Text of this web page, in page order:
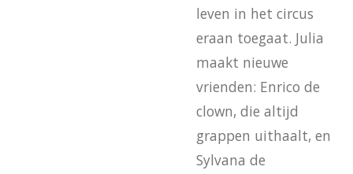
leven in het circus
eraan toegaat. Julia
maakt nieuwe
vrienden: Enrico de
clown, die altijd
grappen uithaalt, en
Sylvana de